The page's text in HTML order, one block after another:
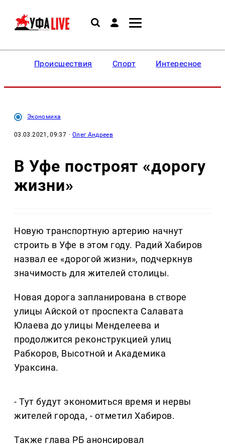
Происшествия Спорт Интересное
Экономика
03.03.2021, 09:37 · Олег Андреев
В Уфе построят «дорогу
жизни»
Новую транспортную артерию начнут
строить в Уфе в этом году. Радий Хабиров
назвал ее «дорогой жизни», подчеркнув
значимость для жителей столицы.
Новая дорога запланирована в створе
улицы Айской от проспекта Салавата
Юлаева до улицы Менделеева и
продолжится реконструкцией улиц
Рабкоров, Высотной и Академика
Ураксина.
- Тут будут экономиться время и нервы
жителей города, - отметил Хабиров.
Также глава РБ анонсировал